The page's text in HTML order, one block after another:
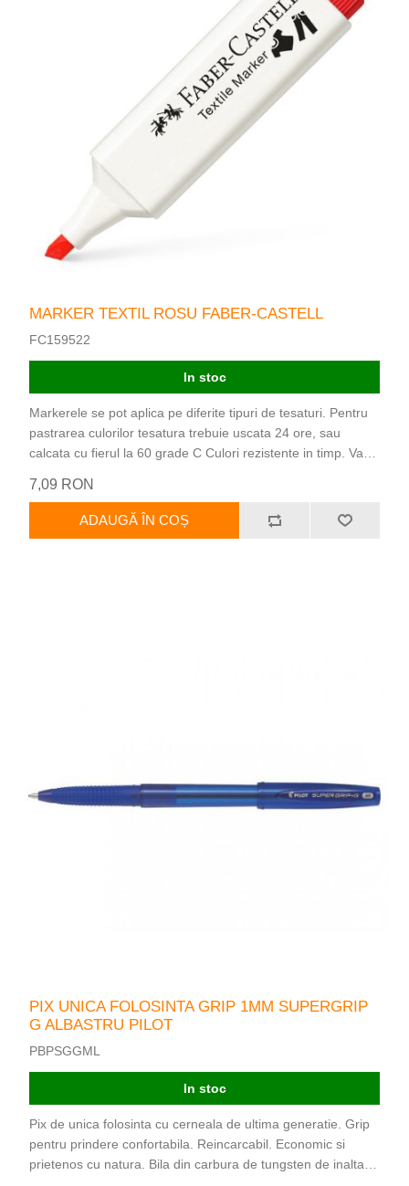
MARKER TEXTIL ROSU FABER-CASTELL
FC159522
In stoc
Markerele se pot aplica pe diferite tipuri de tesaturi. Pentru
pastrarea culorilor tesatura trebuie uscata 24 ore, sau
calcata cu fierul la 60 grade C Culori rezistente in timp. Varf
Inainte de aplicare tesatura trebuie sa fie spalata.
7,09 RON
ADAUGĂ ÎN COȘ
PIX UNICA FOLOSINTA GRIP 1MM SUPERGRIP
G ALBASTRU PILOT
PBPSGGML
In stoc
Pix de unica folosinta cu cerneala de ultima generatie. Grip
pentru prindere confortabila. Reincarcabil. Economic si
prietenos cu natura. Bila din carbura de tungsten de inalta